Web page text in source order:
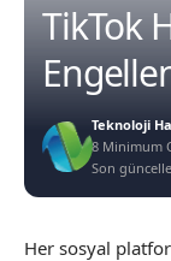
TikTok
Son
Teknoloji
8 Minimum
Her sosyal